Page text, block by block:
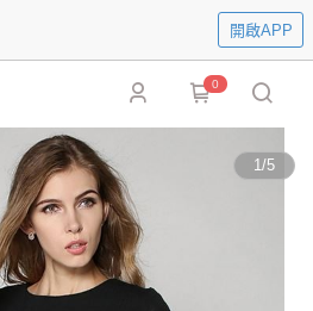
開啟APP
0
1/5